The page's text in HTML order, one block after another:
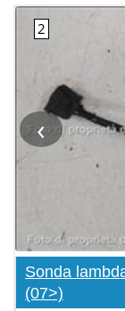
‹
Sonda
(07>)